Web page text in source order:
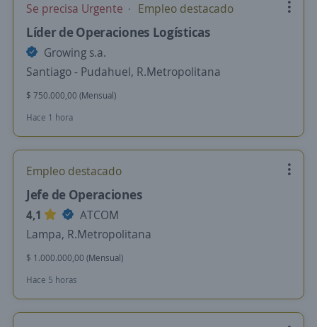
Se precisa Urgente Empleo destacado
Líder de Operaciones Logísticas
Growing s.a.
Santiago - Pudahuel, R.Metropolitana
$ 750.000,00 (Mensual)
Hace 1 hora
Empleo destacado
Jefe de Operaciones
4,1
ATCOM
Lampa, R.Metropolitana
$ 1.000.000,00 (Mensual)
Hace 5 horas